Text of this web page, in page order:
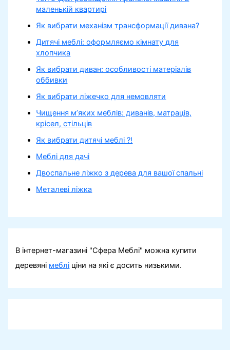
маленькій квартирі
Як вибрати механізм трансформації дивана?
Дитячі меблі: оформляємо кімнату для
хлопчика
Як вибрати диван: особливості матеріалів
оббивки
Як вибрати ліжечко для немовляти
Чищення м’яких меблів: диванів, матраців,
крісел, стільців
Як вибрати дитячі меблі ?!
Меблі для дачі
Двоспальне ліжко з дерева для вашої спальні
Металеві ліжка
В інтернет-магазині "Сфера Меблі" можна купити
деревяні меблі ціни на які є досить низькими.